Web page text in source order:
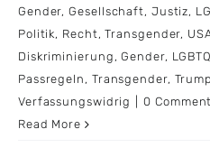
Gender,Gesellschaft, Justiz,
Politik, Recht,Transgender,
Diskriminierung ,Gender,
Passregeln , Transgender,
Verfassungswidrig
0
Read More